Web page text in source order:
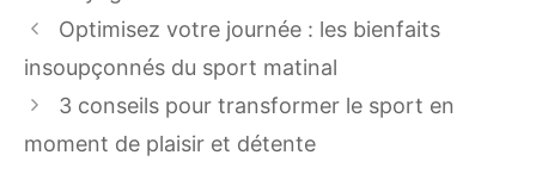
Optimisez votre journée : les bienfaits
insoupçonnés du sport matinal
3 conseils pour transformer le sport en
moment de plaisir et détente